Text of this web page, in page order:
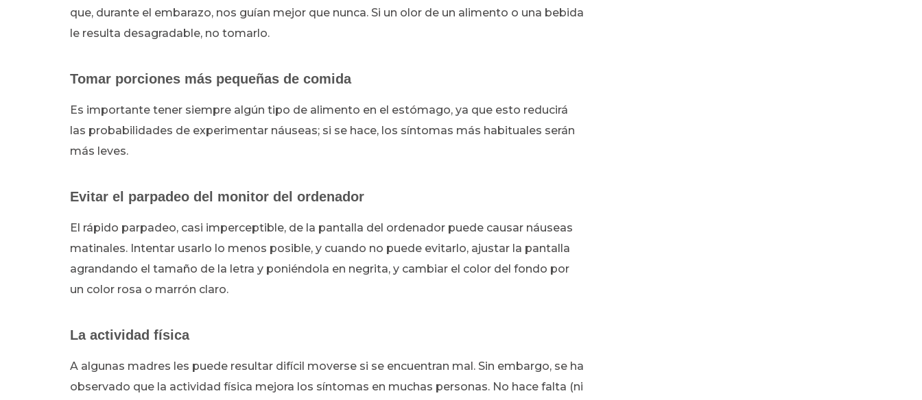
que, durante el embarazo, nos guían mejor que nunca. Si un olor de un alimento o una bebida
le resulta desagradable, no tomarlo.
Tomar porciones más pequeñas de comida
Es importante tener siempre algún tipo de alimento en el estómago, ya que esto reducirá
las probabilidades de experimentar náuseas; si se hace, los síntomas más habituales serán
más leves.
Evitar el parpadeo del monitor del ordenador
El rápido parpadeo, casi imperceptible, de la pantalla del ordenador puede causar náuseas
matinales. Intentar usarlo lo menos posible, y cuando no puede evitarlo, ajustar la pantalla
agrandando el tamaño de la letra y poniéndola en negrita, y cambiar el color del fondo por
un color rosa o marrón claro.
La actividad física
A algunas madres les puede resultar difícil moverse si se encuentran mal. Sin embargo, se ha
observado que la actividad física mejora los síntomas en muchas personas. No hace falta (ni